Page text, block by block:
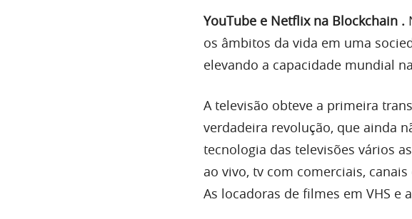
YouTube e Netflix na Blockchain .
os âmbitos da vida em uma
elevando a capacidade mundial
A televisão obteve a primeira
verdadeira revolução, que ainda
tecnologia das televisões vários
ao vivo, tv com comerciais,
As locadoras de filmes em VHS e